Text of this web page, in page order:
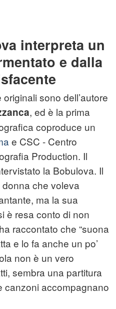
interpreta un
e dalla
sono dell’autore
, ed è la prima
coproduce un
e CSC - Centro
Production. Il
la Bobulova. Il
che voleva
ma la sua
è resa conto di non
raccontato che “suona
e lo fa anche un po’
non è un vero
sembra una partitura
canzoni accompagnano